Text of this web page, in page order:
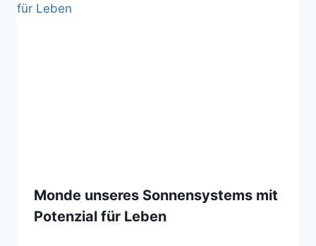
Monde unseres Sonnensystems mit
Potenzial für Leben